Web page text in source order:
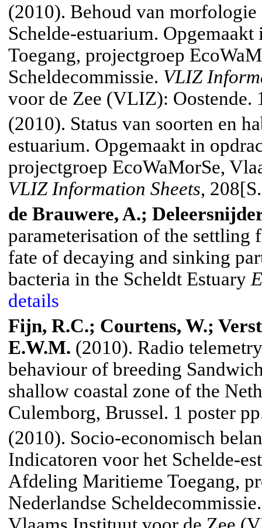
(2010). Behoud van
Schelde-estuarium.
Toegang, projectgroep
Scheldecommissie. VLIZ
voor de Zee (VLIZ): Oostende.
(2010). Status van soorten en
estuarium. Opgemaakt in
projectgroep EcoWaMorSe,
VLIZ Information Sheets,
de Brauwere, A.;
parameterisation of the settling
fate of decaying and sinking
bacteria in the Scheldt Estuary
details
Fijn, R.C.; Courtens, W.;
E.W.M. (2010). Radio
behaviour of breeding
shallow coastal zone of the
Culemborg, Brussel. 1 poster
(2010). Socio-economisch
Indicatoren voor het Schelde-
Afdeling Maritieme Toegang,
Nederlandse